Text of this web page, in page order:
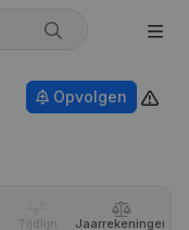
Opvolgen
Tijdlijn Jaar­rekeningen